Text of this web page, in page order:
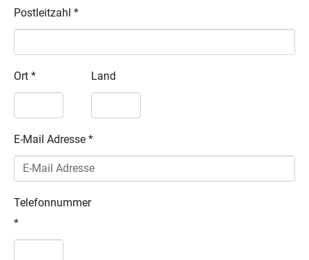
Postleitzahl *
Ort * Land
E-Mail Adresse *
Telefonnummer
*